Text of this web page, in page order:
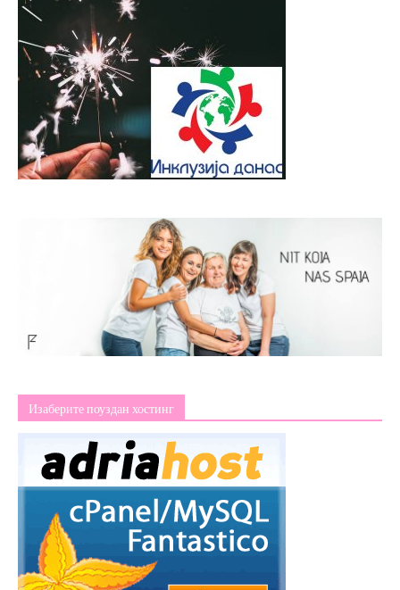
Изаберите поуздан хостинг